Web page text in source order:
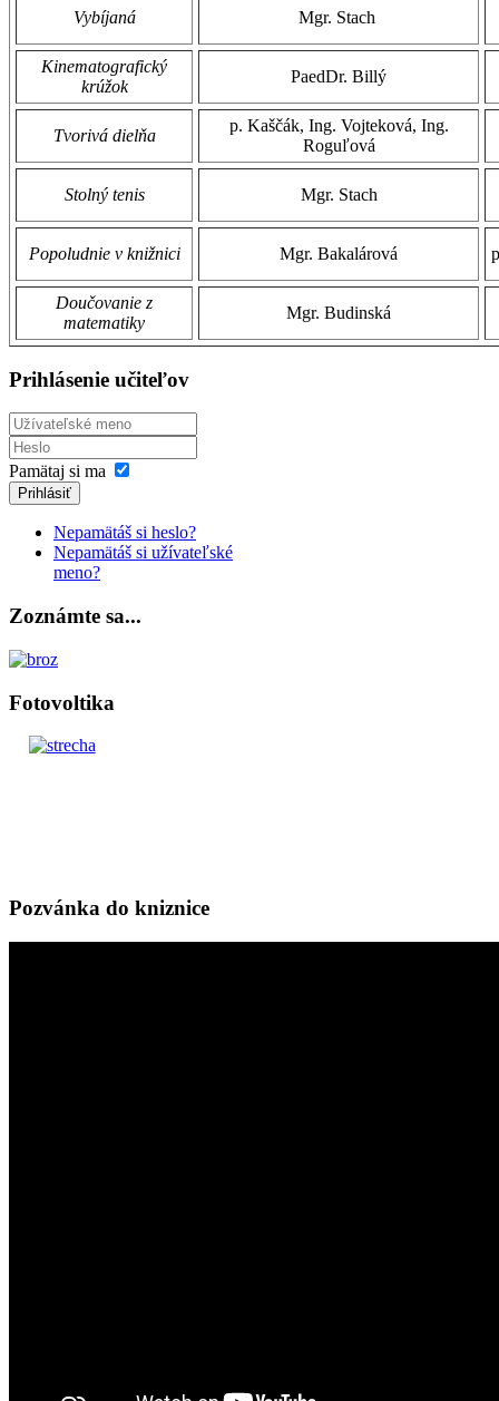
Vybíjaná Mgr. Stach
Kinematografický
krúžok
PaedDr. Billý
Tvorivá dielňa
p. Kaščák, Ing. Vojteková, Ing.
Roguľová
Stolný tenis Mgr. Stach
Popoludnie v knižnici Mgr. Bakalárová
Doučovanie z
matematiky
Mgr. Budinská
Prihlásenie učiteľov
Pamätaj si ma
Prihlásiť
Nepamätáš si heslo?
Nepamätáš si užívateľské
meno?
Zoznámte sa...
Fotovoltika
Pozvánka do kniznice